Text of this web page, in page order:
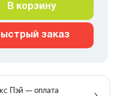
В корзину
заказ